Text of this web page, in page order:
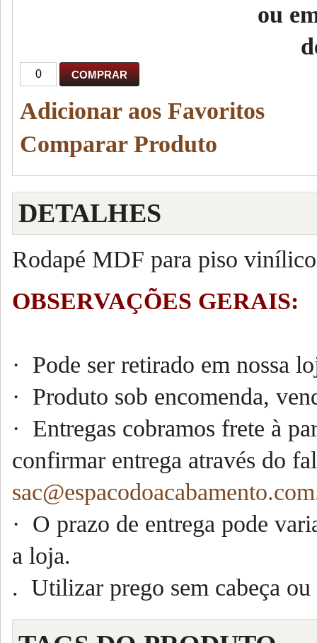
ou
COMPRAR
Adicionar aos Favoritos
Comparar Produto
DETALHES
Rodapé MDF para piso
OBSERVAÇÕES GERAIS:
· Pode ser retirado em nossa
· Produto sob encomenda,
· Entregas cobramos frete à
confirmar entrega através do
· O prazo de entrega pode
a loja.
. Utilizar prego sem cabeça